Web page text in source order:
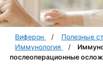
Виферон
Полезные
Иммунология
послеоперационные